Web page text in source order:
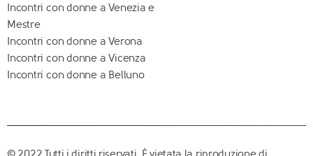
Incontri con donne a Venezia e
Mestre
Incontri con donne a Verona
Incontri con donne a Vicenza
Incontri con donne a Belluno